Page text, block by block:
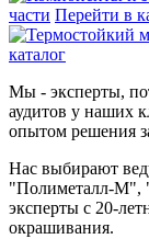
части Перейти в
каталог
Мы - эксперты,
аудитов у наших
опытом решения
Нас выбирают
"Полиметалл-М",
эксперты с 20-
окрашивания.